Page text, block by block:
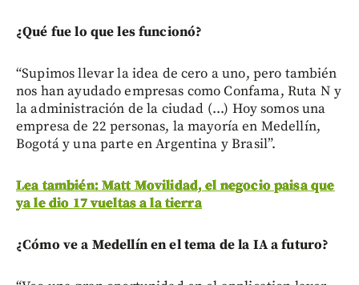
¿Qué fue lo que les funcionó?
“Supimos llevar la idea de cero a uno, pero también
nos han ayudado empresas como Confama, Ruta N y
la administración de la ciudad (...) Hoy somos una
empresa de 22 personas, la mayoría en Medellín,
Bogotá y una parte en Argentina y Brasil”.
Lea también: Matt Movilidad, el negocio paisa que
ya le dio 17 vueltas a la tierra
¿Cómo ve a Medellín en el tema de la IA a futuro?